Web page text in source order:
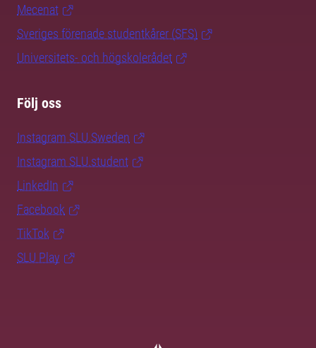
Mecenat
Sveriges förenade studentkårer (SFS)
Universitets- och högskolerådet
Följ oss
Instagram SLU.Sweden
Instagram SLU.student
LinkedIn
Facebook
TikTok
SLU Play